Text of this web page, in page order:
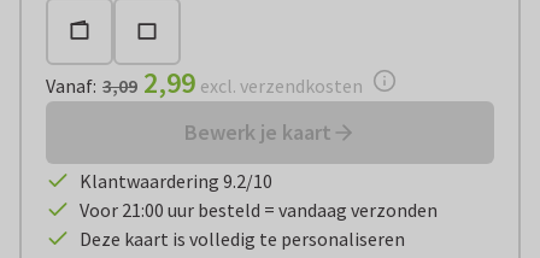
Vanaf: 3,09 2,99 excl. verzendkosten
Bewerk je kaart
Klantwaardering 9.2/10
Voor 21:00 uur besteld = vandaag verzonden
Deze kaart is volledig te personaliseren